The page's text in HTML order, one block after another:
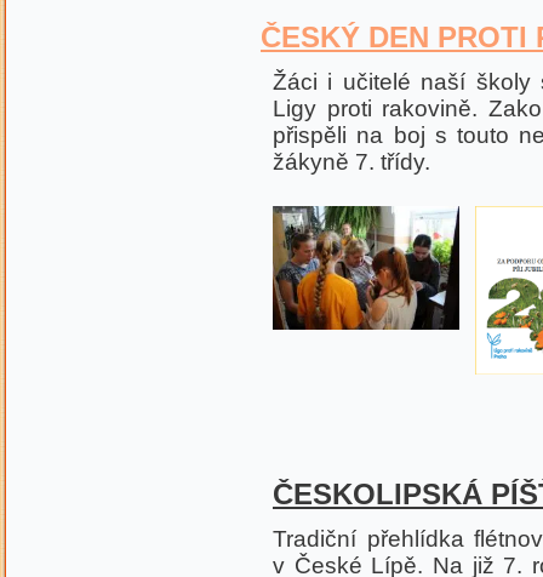
ČESKÝ DEN PROTI
Žáci i učitelé naší školy
Ligy proti rakovině.
přispěli na boj s touto
žákyně 7. třídy.
ČESKOLIPSKÁ
Tradiční přehlídka
v České Lípě. Na již 7.